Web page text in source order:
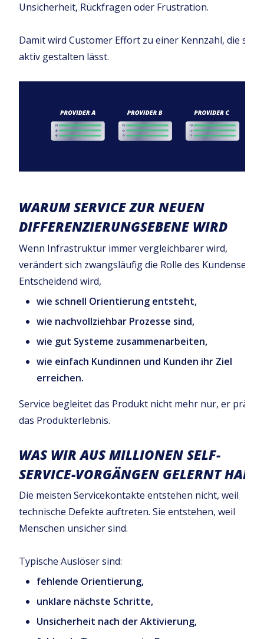
Unsicherheit, Rückfragen oder Frustration.
Damit wird Customer Effort zu einer Kennzahl, die sich
aktiv gestalten lässt.
WARUM SERVICE ZUR NEUEN
DIFFERENZIERUNGSEBENE WIRD
Wenn Infrastruktur immer vergleichbarer wird,
verändert sich zwangsläufig die Rolle des
Entscheidend wird,
wie schnell Orientierung entsteht,
wie nachvollziehbar Prozesse sind,
wie gut Systeme zusammenarbeiten,
wie einfach Kundinnen und Kunden ihr Ziel
erreichen.
Service begleitet das Produkt nicht mehr nur, er prägt
das Produkterlebnis.
WAS WIR AUS MILLIONEN SELF-
SERVICE-VORGÄNGEN GELERNT
Die meisten Servicekontakte entstehen nicht, weil
technische Defekte auftreten. Sie entstehen, weil
Menschen unsicher sind.
Typische Auslöser sind:
fehlende Orientierung,
unklare nächste Schritte,
Unsicherheit nach der Aktivierung,